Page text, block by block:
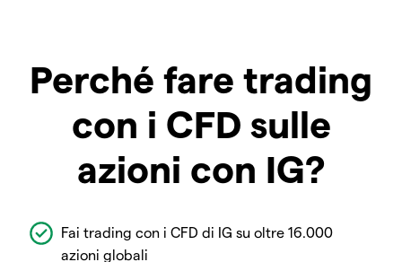
Perché fare trading
con i CFD sulle
azioni con IG?
Fai trading con i CFD di IG su oltre 16.000
azioni globali